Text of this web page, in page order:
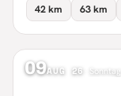
42 km
63 km
09AUG 26 Sonntag